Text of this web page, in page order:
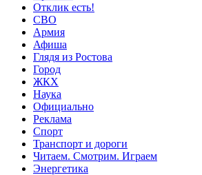
Отклик есть!
СВО
Армия
Афиша
Глядя из Ростова
Город
ЖКХ
Наука
Официально
Реклама
Спорт
Транспорт и дороги
Читаем. Смотрим. Играем
Энергетика